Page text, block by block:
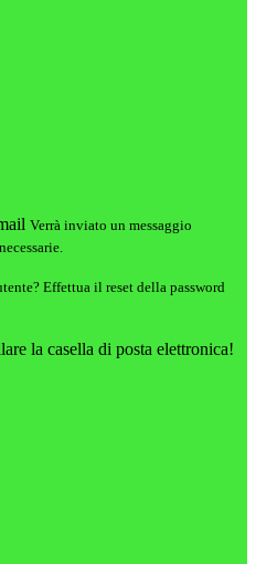
Verrà inviato un messaggio
Effettua il reset della password
la casella di posta elettronica!